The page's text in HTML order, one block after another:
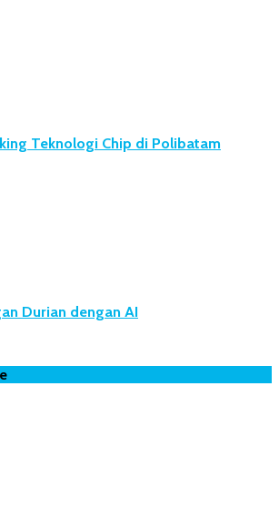
Teknologi Chip di Polibatam
Durian dengan AI